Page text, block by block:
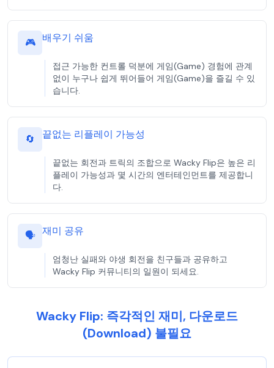
🎮 배우기 쉬움
접근 가능한 컨트롤 덕분에 게임(Game) 경험에 관계
없이 누구나 쉽게 뛰어들어 게임(Game)을 즐길 수 있
습니다.
🔄 끝없는 리플레이 가능성
끝없는 회전과 트릭의 조합으로 Wacky Flip은 높은 리
플레이 가능성과 몇 시간의 엔터테인먼트를 제공합니
다.
🗣️ 재미 공유
엄청난 실패와 야생 회전을 친구들과 공유하고
Wacky Flip 커뮤니티의 일원이 되세요.
Wacky Flip: 즉각적인 재미, 다운로드
(Download) 불필요